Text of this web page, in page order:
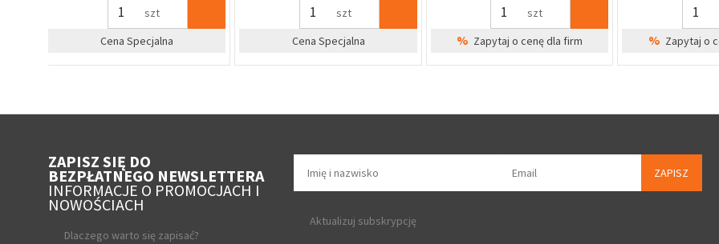
szt
Cena Specjalna
szt
Zapytaj o cenę dla firm
szt
% Zapytaj o cenę dla firm % Zapytaj o
ZAPISZ SIĘ DO
BEZPŁATNEGO NEWSLETTERA
INFORMACJE O PROMOCJACH I
NOWOŚCIACH
Dlaczego warto się zapisać?
ZAPISZ
Aktualizuj subskrypcję